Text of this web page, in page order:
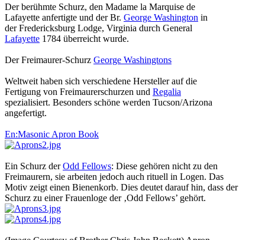
Der berühmte Schurz, den Madame la Marquise de
Lafayette anfertigte und der Br. George Washington in
der Fredericksburg Lodge, Virginia durch General
Lafayette 1784 überreicht wurde.
Der Freimaurer-Schurz George Washingtons
Weltweit haben sich verschiedene Hersteller auf die
Fertigung von Freimaurerschurzen und Regalia
spezialisiert. Besonders schöne werden Tucson/Arizona
angefertigt.
En:Masonic Apron Book
Ein Schurz derOdd Fellows: Diese gehören nicht zu den
Freimaurern, sie arbeiten jedoch auch rituell in Logen. Das
Motiv zeigt einen Bienenkorb. Dies deutet darauf hin, dass der
Schurz zu einer Frauenloge der ‚Odd Fellows’ gehört.